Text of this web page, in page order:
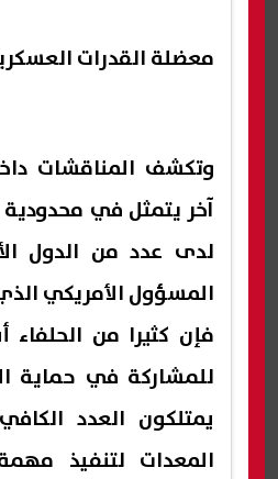
معضلة القدرات
وتكشف المناقشات
آخر يتمثل في محدودية
لدى عدد من الدول
فإن كثيرا من الحلفاء
للمشاركة في حماية
يمتلكون العدد
المعدات لتنفيذ